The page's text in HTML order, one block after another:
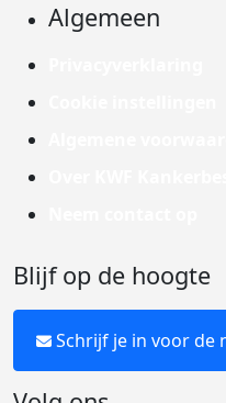
Algemeen
Blijf op de hoogte
Schrijf je in voor de